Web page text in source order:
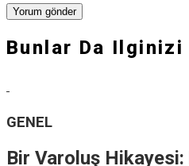
Bunlar Da Ilginizi
GENEL
Bir Varoluş Hikayesi: